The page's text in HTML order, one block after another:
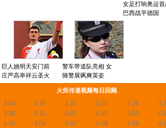
女足打响奥运首
巴西战平德国
巨人姚明天安门前
庄严高举祥云圣火
警车带道队亮相 女
骑警展飒爽英姿
火炬传递视频每日回顾
3.24
3.25 3.26 3.27 3.28
3.30
3.31 4.01 4.02 4.03
4.05
4.06 4.07 4.08 4.09